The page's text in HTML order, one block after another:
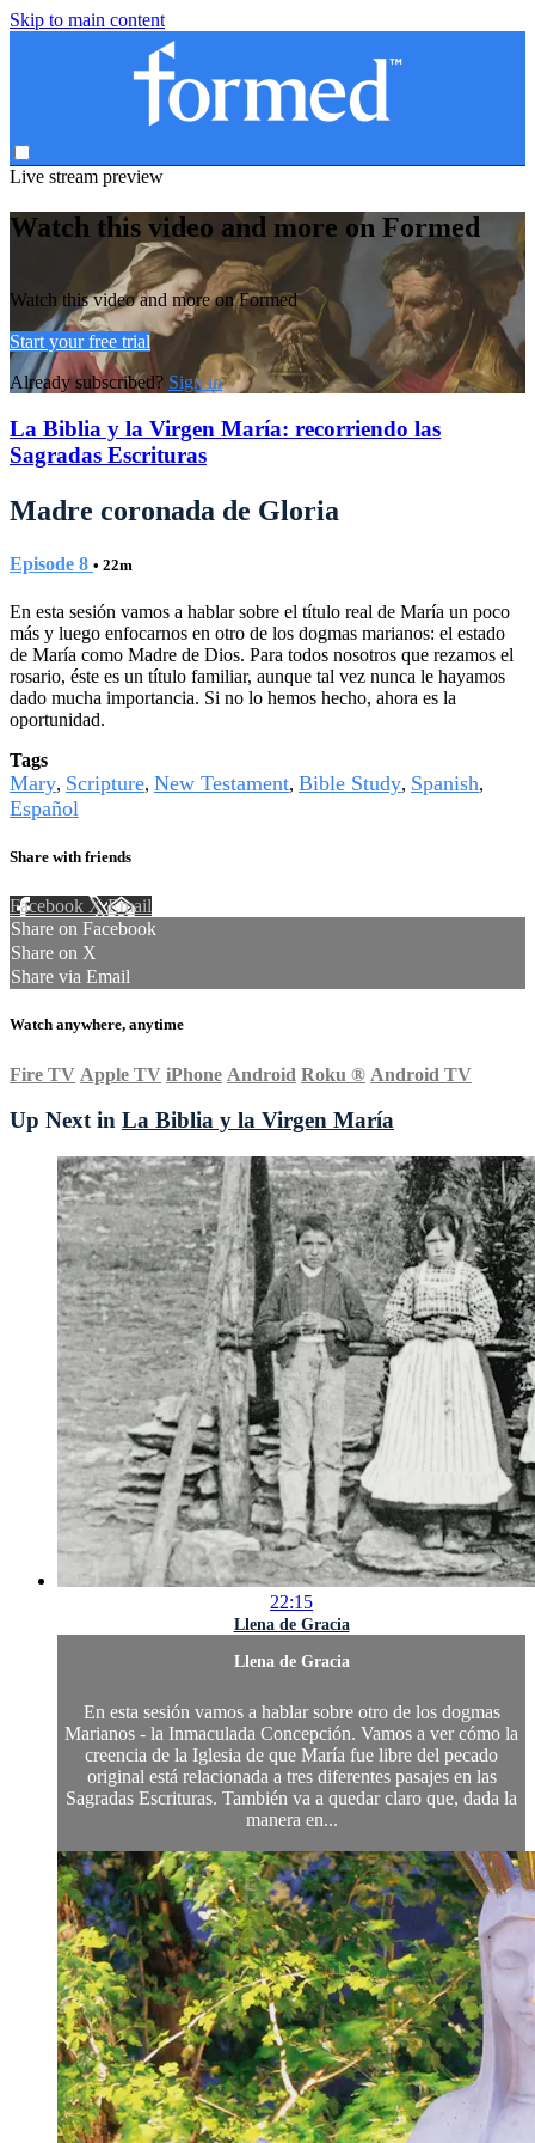
Skip to main content
Live stream preview
Watch this video and more on Formed
Watch this video and more on Formed
Start your free trial
Already subscribed? Sign in
La Biblia y la Virgen María: recorriendo las
Sagradas Escrituras
Madre coronada de Gloria
Episode 8 • 22m
En esta sesión vamos a hablar sobre el título real de María un poco
más y luego enfocarnos en otro de los dogmas marianos: el estado
de María como Madre de Dios. Para todos nosotros que rezamos el
rosario, éste es un título familiar, aunque tal vez nunca le hayamos
dado mucha importancia. Si no lo hemos hecho, ahora es la
oportunidad.
Tags
Mary, Scripture, New Testament, Bible Study, Spanish,
Español
Share with friends
Facebook XEmail
Share on Facebook
Share on X
Share via Email
Watch anywhere, anytime
Fire TV Apple TV iPhone Android Roku ® Android TV
Up Next in La Biblia y la Virgen María
22:15
Llena de Gracia
Llena de Gracia
En esta sesión vamos a hablar sobre otro de los dogmas
Marianos - la Inmaculada Concepción. Vamos a ver cómo la
creencia de la Iglesia de que María fue libre del pecado
original está relacionada a tres diferentes pasajes en las
Sagradas Escrituras. También va a quedar claro que, dada la
manera en...